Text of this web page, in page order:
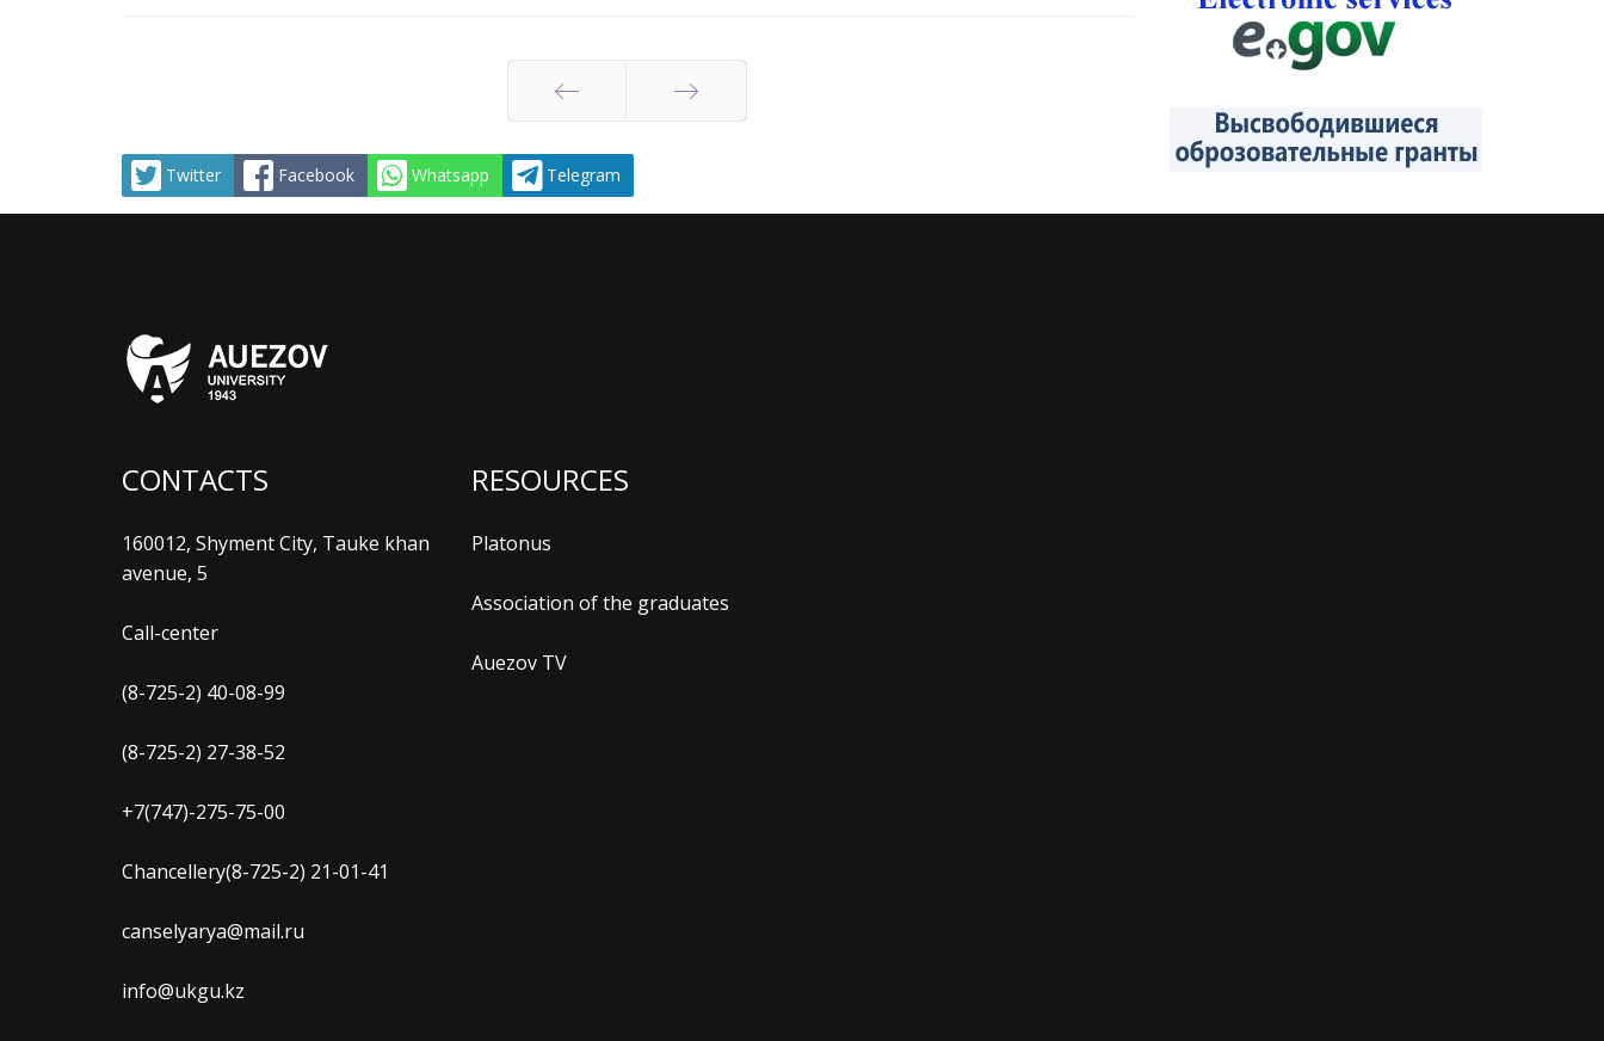
Prev
Twitter Facebook Whatsapp Telegram
CONTACTS
160012, Shyment City, Tauke khan
avenue, 5
Call-center
(8-725-2) 40-08-99
(8-725-2) 27-38-52
+7(747)-275-75-00
Chancellery(8-725-2) 21-01-41
canselyarya@mail.ru
info@ukgu.kz
RESOURCES
Platonus
Association of the graduates
Auezov TV